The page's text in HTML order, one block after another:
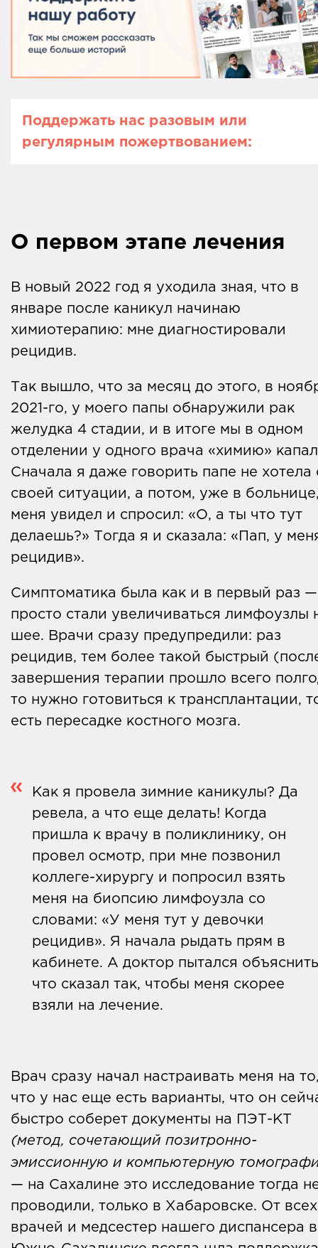
Поддержать нас разовым или
регулярным пожертвованием:
фонда «Не напрасно» —
организации, которая поддерживает
здоровья, а также обучает молодых
онкологов.
Все наши тексты выходят благодаря
пожертвования на работу нашей
редакции .
Ежемесячные расходы «Профилактики
Медиа» составляют в среднем 280
рублей: это работа авторов, научных и
литературных редакторов,
и дизайнера, а также техническая
поддержка сайта.
Уже 6 лет мы рассказываем о способах
сохранить здоровье и новых
возможностях лечения рака, делимся
реальными историями людей, чей опыт
может помочь принять диагноз и найти
нужные решения. Статьи на
«Профилактике Медиа» каждый месяц
или регулярным пожертвованием.
О первом этапе лечения
В новый 2022 год я уходила зная, что в
январе после каникул начинаю
химиотерапию: мне диагностировали
рецидив.
Так вышло, что за месяц до этого, в
2021-го, у моего папы обнаружили рак
желудка 4 стадии, и в итоге мы в одном
отделении у одного врача «химию»
Сначала я даже говорить папе не хотела
своей ситуации, а потом, уже в
меня увидел и спросил: «О, а ты что тут
делаешь?» Тогда я и сказала: «Пап, у
рецидив».
Симптоматика была как и в первый раз —
просто стали увеличиваться лимфоузлы
шее. Врачи сразу предупредили: раз
рецидив, тем более такой быстрый
завершения терапии прошло всего
то нужно готовиться к трансплантации,
есть пересадке костного мозга.
Как я провела зимние каникулы? Да
ревела, а что еще делать! Когда
пришла к врачу в поликлинику, он
провел осмотр, при мне позвонил
коллеге-хирургу и попросил взять
меня на биопсию лимфоузла со
словами: «У меня тут у девочки
рецидив». Я начала рыдать прям в
кабинете. А доктор пытался
что сказал так, чтобы меня скорее
взяли на лечение.
Врач сразу начал настраивать меня на
что у нас еще есть варианты, что он
быстро соберет документы на ПЭТ-КТ
(метод, сочетающий позитронно-
эмиссионную и компьютерную
— на Сахалине это исследование тогда
проводили, только в Хабаровске. От всех
врачей и медсестер нашего диспансера в